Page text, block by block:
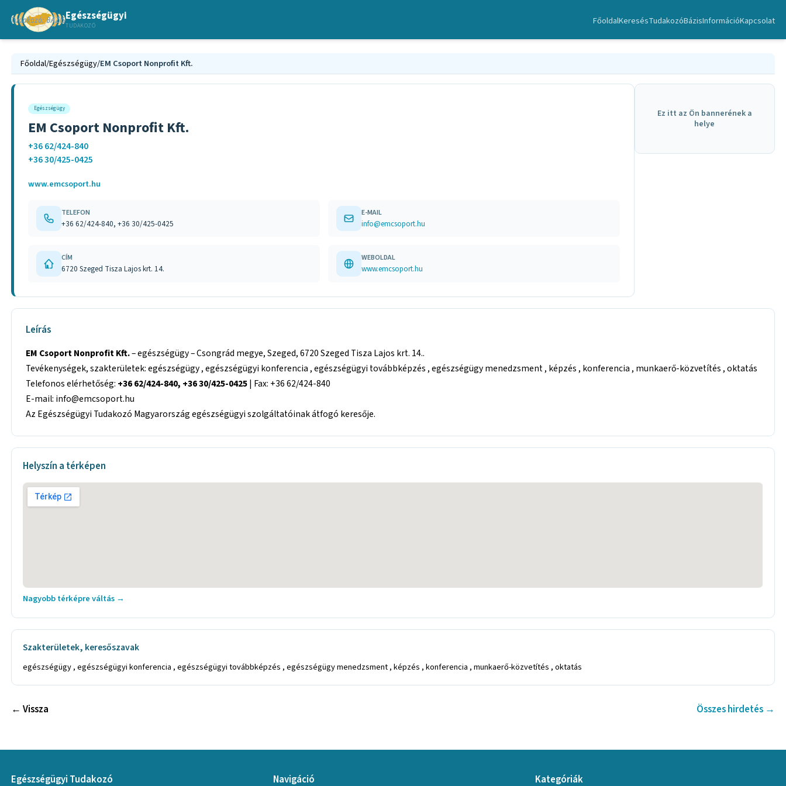
Egészségügyi
TUDAKOZÓ FőoldalKeresésTudakozóBázisInformációKapcsolat
Főoldal/Egészségügy/EM Csoport Nonprofit Kft.
Egészségügy
EM Csoport Nonprofit Kft.
+36 62/424-840
+36 30/425-0425
www.emcsoport.hu
TELEFON
+36 62/424-840, +36 30/425-0425
E-MAIL
info@emcsoport.hu
CÍM
6720 Szeged Tisza Lajos krt. 14.
WEBOLDAL
www.emcsoport.hu
Ez itt az Ön bannerének a
helye
Leírás
EM Csoport Nonprofit Kft.– egészségügy – Csongrád megye, Szeged, 6720 Szeged Tisza Lajos krt. 14..
Tevékenységek, szakterületek: egészségügy , egészségügyi konferencia , egészségügyi továbbképzés , egészségügy menedzsment , képzés , konferencia , munkaerő-közvetítés , oktatás
Telefonos elérhetőség: +36 62/424-840, +36 30/425-0425| Fax: +36 62/424-840
E-mail: info@emcsoport.hu
Az Egészségügyi Tudakozó Magyarország egészségügyi szolgáltatóinak átfogó keresője.
Helyszín a térképen
Nagyobb térképre váltás →
Szakterületek, keresőszavak
egészségügy , egészségügyi konferencia , egészségügyi továbbképzés , egészségügy menedzsment , képzés , konferencia , munkaerő-közvetítés , oktatás
← Vissza Összes hirdetés →
Egészségügyi Tudakozó Navigáció Kategóriák